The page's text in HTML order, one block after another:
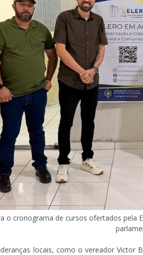
o cronograma de cursos ofertados pela
locais, como o vereador Victor